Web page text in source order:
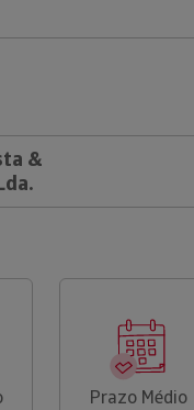
&
Prazo Médio